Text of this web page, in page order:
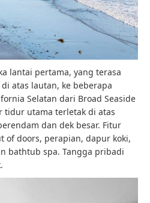
lantai pertama, yang terasa
atas lautan, ke beberapa
Selatan dari Broad Seaside
tidur utama terletak di atas
dan dek besar. Fitur
of doors, perapian, dapur koki,
bathtub spa. Tangga pribadi